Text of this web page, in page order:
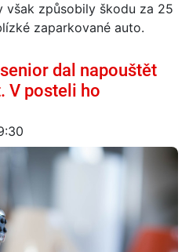
však způsobily škodu za 25
zaparkované auto.
dal napouštět
V posteli ho